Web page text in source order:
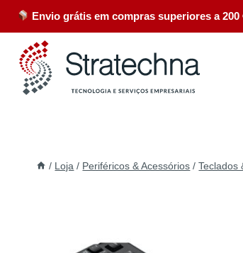
Envio grátis em compras superiores a 200
/ Loja / Periféricos & Acessórios / Teclados